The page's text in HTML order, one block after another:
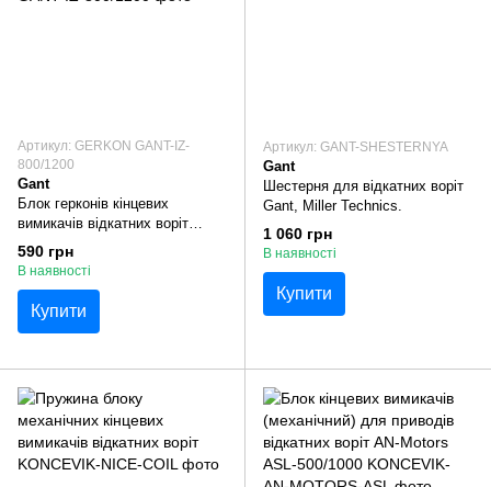
Артикул: GERKON GANT-IZ-
800/1200
Gant
Блок герконів кінцевих
вимикачів відкатних воріт
GANT IZ-800/1200
590 грн
В наявності
Купити
Артикул: GANT-SHESTERNYA
Gant
Шестерня для відкатних воріт
Gant, Miller Technics.
1 060 грн
В наявності
Купити